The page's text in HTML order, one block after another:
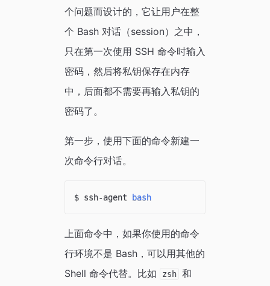
个问题而设计的，它让用户在整
个 Bash 对话（session）之中，
只在第一次使用 SSH 命令时输入
密码，然后将私钥保存在内存
中，后面都不需要再输入私钥的
密码了。
第一步，使用下面的命令新建一
次命令行对话。
$ ssh-agent bash
上面命令中，如果你使用的命令
行环境不是 Bash，可以用其他的
Shell 命令代替。比如
zsh 和